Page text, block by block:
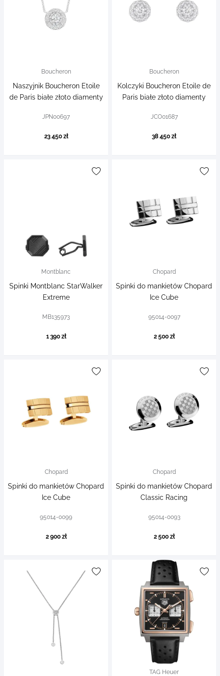
Boucheron
Naszyjnik Boucheron Etoile
de Paris białe złoto diamenty
JPN00697
23 450 zł
Boucheron
Kolczyki Boucheron Etoile de
Paris białe złoto diamenty
JCO01687
38 450 zł
Montblanc
Spinki Montblanc StarWalker
Extreme
MB135973
1 390 zł
Chopard
Spinki do mankietów Chopard
Ice Cube
95014-0097
2 500 zł
Chopard
Spinki do mankietów Chopard
Ice Cube
95014-0099
2 900 zł
Chopard
Spinki do mankietów Chopard
Classic Racing
95014-0093
2 500 zł
TAG Heuer